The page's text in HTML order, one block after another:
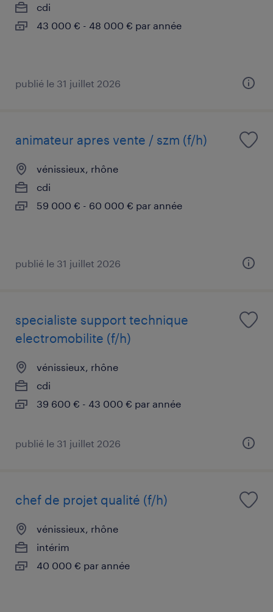
cdi
43 000 € - 48 000 € par année
publié le 31 juillet 2026
animateur apres vente / szm (f/h)
vénissieux, rhône
cdi
59 000 € - 60 000 € par année
publié le 31 juillet 2026
specialiste support technique
electromobilite (f/h)
vénissieux, rhône
cdi
39 600 € - 43 000 € par année
publié le 31 juillet 2026
chef de projet qualité (f/h)
vénissieux, rhône
intérim
40 000 € par année